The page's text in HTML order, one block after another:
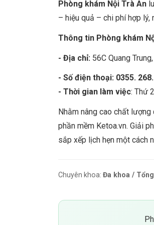
Phòng khám Nội Trà An
– hiệu quả – chi phí hợp
Thông tin Phòng khám
- Địa chỉ: 56C Quang
- Số điện thoại: 0355.
- Thời gian làm việc: Thứ
Nhằm nâng cao chất
phần mềm Ketoa.vn. Giải
sắp xếp lịch hẹn một cách
Chuyên khoa: Đa khoa /